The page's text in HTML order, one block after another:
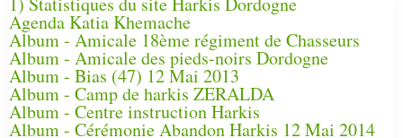
Agenda Katia Khemache
Album - Amicale 18ème régiment de Chasseurs
Album - Amicale des pieds-noirs Dordogne
Album - Bias (47) 12 Mai 2013
Album - Camp de harkis ZERALDA
Album - Centre instruction Harkis
Album - Cérémonie Abandon Harkis 12 Mai 2014